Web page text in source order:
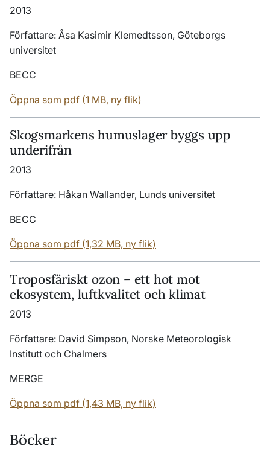
2013
Författare: Åsa Kasimir Klemedtsson, Göteborgs
universitet
BECC
Öppna som pdf (1 MB, ny flik)
Skogsmarkens humuslager byggs upp
underifrån
2013
Författare: Håkan Wallander, Lunds universitet
BECC
Öppna som pdf (1,32 MB, ny flik)
Troposfäriskt ozon – ett hot mot
ekosystem, luftkvalitet och klimat
2013
Författare: David Simpson, Norske Meteorologisk
Institutt och Chalmers
MERGE
Öppna som pdf (1,43 MB, ny flik)
Böcker